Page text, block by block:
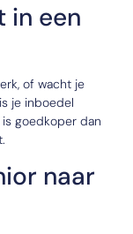
in een
of wacht je
je inboedel
goedkoper dan
naar